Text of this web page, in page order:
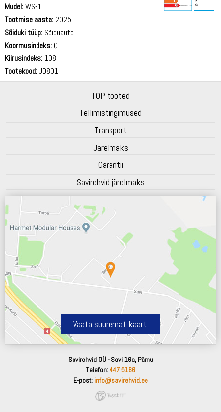
Mudel:WS-1
Tootmise aasta: 2025
Sõiduki tüüp: Sõiduauto
Koormusindeks: Q
Kiirusindeks: 108
Tootekood:JD801
TOP tooted
Tellimistingimused
Transport
Järelmaks
Garantii
Savirehvid järelmaks
Vaata suuremat kaarti
Savirehvid OÜ - Savi 16a, Pärnu
Telefon:447 5166
E-post: info@savirehvid.ee